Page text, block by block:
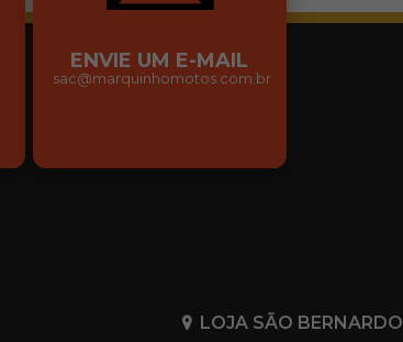
ENVIE UM E-MAIL
sac@marquinhomotos.com.br
LOJA SÃO BERNARDO